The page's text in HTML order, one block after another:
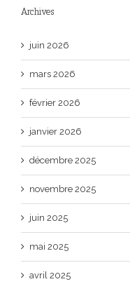
Archives
juin 2026
mars 2026
février 2026
janvier 2026
décembre 2025
novembre 2025
juin 2025
mai 2025
avril 2025